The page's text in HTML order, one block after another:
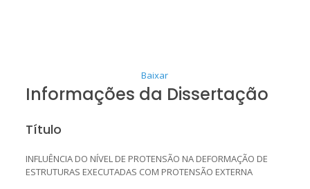
Baixar
Informações da Dissertação
Título
INFLUÊNCIA DO NÍVEL DE PROTENSÃO NA DEFORMAÇÃO DE
ESTRUTURAS EXECUTADAS COM PROTENSÃO EXTERNA